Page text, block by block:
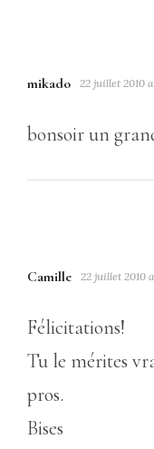
mikado 22 juillet 2010
bonsoir un
Camille 22 juillet 2010
Félicitations!
Tu le mérites
pros.
Bises